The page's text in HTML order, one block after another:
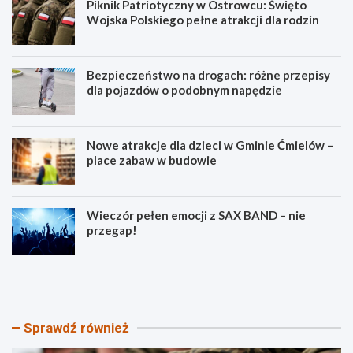
Piknik Patriotyczny w Ostrowcu: Święto
Wojska Polskiego pełne atrakcji dla rodzin
Bezpieczeństwo na drogach: różne przepisy
dla pojazdów o podobnym napędzie
Nowe atrakcje dla dzieci w Gminie Ćmielów –
place zabaw w budowie
Wieczór pełen emocji z SAX BAND – nie
przegap!
P
k
B
e Sprawdź również